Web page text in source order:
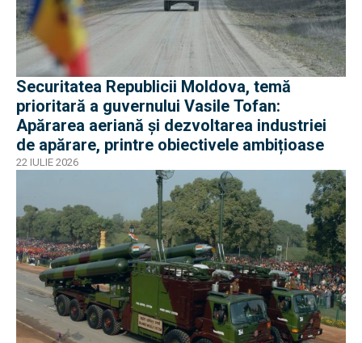
Securitatea Republicii Moldova, temă
prioritară a guvernului Vasile Tofan:
Apărarea aeriană și dezvoltarea industriei
de apărare, printre obiectivele ambițioase
22 IULIE 2026